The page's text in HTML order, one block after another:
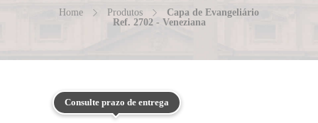
Home Produtos
Capa de Evangeliário
Ref. 2702 - Veneziana
Consulte prazo de entrega